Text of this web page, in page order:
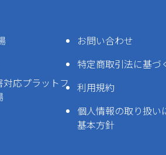
応プラットフ
お問い合わせ
特定商取引法に基づ
利用規約
個人情報の取り扱い
基本方針